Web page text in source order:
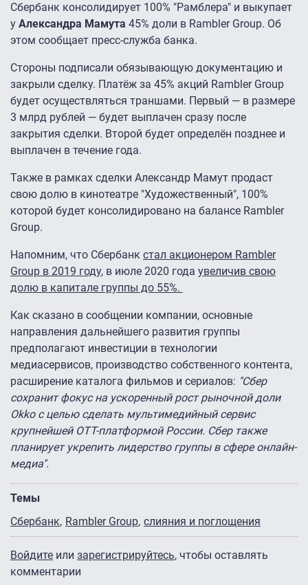
Сбербанк консолидирует 100% "Рамблера" и выкупает
у Александра Мамута 45% доли в Rambler Group. Об
этом сообщает пресс-служба банка.
Стороны подписали обязывающую документацию и
закрыли сделку. Платёж за 45% акций Rambler Group
будет осуществляться траншами. Первый — в размере
3 млрд рублей — будет выплачен сразу после
закрытия сделки. Второй будет определён позднее и
выплачен в течение года.
Также в рамках сделки Александр Мамут продаст
свою долю в кинотеатре "Художественный", 100%
которой будет консолидировано на балансе Rambler
Group.
Напомним, что Сбербанк стал акционером Rambler
Group в 2019 году, в июле 2020 года увеличив свою
долю в капитале группы до 55%.
Как сказано в сообщении компании, основные
направления дальнейшего развития группы
предполагают инвестиции в технологии
медиасервисов, производство собственного контента,
расширение каталога фильмов и сериалов: "Сбер
сохранит фокус на ускоренный рост рыночной доли
Okko с целью сделать мультимедийный сервис
крупнейшей ОТТ-платформой России. Сбер также
планирует укрепить лидерство группы в сфере онлайн-
медиа".
Темы
Сбербанк Rambler Group слияния и поглощения
Войдите или зарегистрируйтесь, чтобы оставлять
комментарии